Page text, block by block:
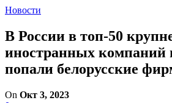
Новости
В России в топ-50
иностранных компаний
попали белорусские
On Окт 3, 2023